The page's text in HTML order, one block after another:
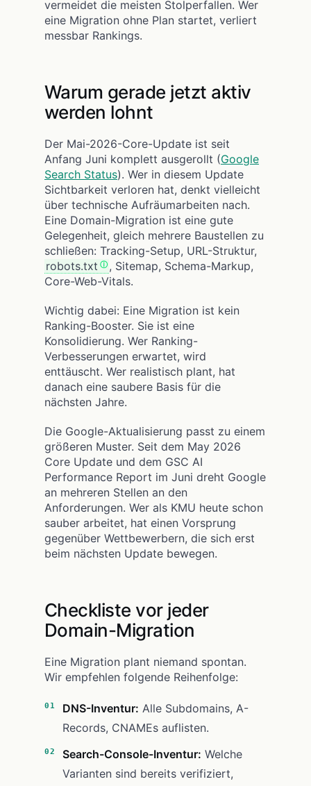
vermeidet die meisten Stolperfallen. Wer
eine Migration ohne Plan startet, verliert
messbar Rankings.
Warum gerade jetzt aktiv
werden lohnt
Der Mai-2026-Core-Update ist seit
Anfang Juni komplett ausgerollt (Google
Search Status). Wer in diesem Update
Sichtbarkeit verloren hat, denkt vielleicht
über technische Aufräumarbeiten nach.
Eine Domain-Migration ist eine gute
Gelegenheit, gleich mehrere Baustellen zu
schließen: Tracking-Setup, URL-Struktur,
robots.txt
, Sitemap, Schema-Markup,
Core-Web-Vitals.
Wichtig dabei: Eine Migration ist kein
Ranking-Booster. Sie ist eine
Konsolidierung. Wer Ranking-
Verbesserungen erwartet, wird
enttäuscht. Wer realistisch plant, hat
danach eine saubere Basis für die
nächsten Jahre.
Die Google-Aktualisierung passt zu einem
größeren Muster. Seit dem May 2026
Core Update und dem GSC AI
Performance Report im Juni dreht Google
an mehreren Stellen an den
Anforderungen. Wer als KMU heute schon
sauber arbeitet, hat einen Vorsprung
gegenüber Wettbewerbern, die sich erst
beim nächsten Update bewegen.
Checkliste vor jeder
Domain-Migration
Eine Migration plant niemand spontan.
Wir empfehlen folgende Reihenfolge:
DNS-Inventur: Alle Subdomains, A-
Records, CNAMEs auflisten.
Search-Console-Inventur: Welche
Varianten sind bereits verifiziert,